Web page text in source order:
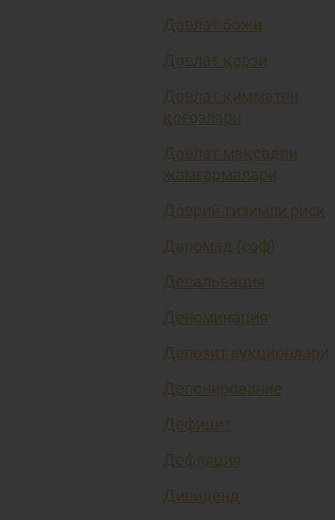
Давлат божи
Давлат қарзи
Давлат қимматли
қоғозлари
Давлат мақсадли
жамғармалари
Даврий тизимли риск
Даромад (соф)
Девальвация
Деноминация
Депозит аукционлари
Депонирование
Дефицит
Дефляция
Дивиденд